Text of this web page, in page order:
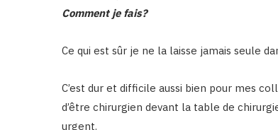
Comment je fais?
Ce qui est sûr je ne la laisse jamais seule
C’est dur et difficile aussi bien pour mes
d’être chirurgien devant la table de
urgent.